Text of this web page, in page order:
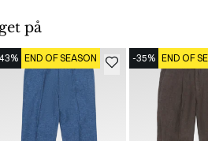
på
END OF SEASON -35% END OF